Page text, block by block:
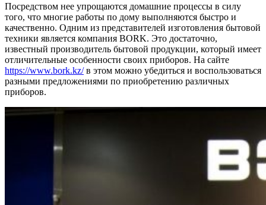
Посредством нее упрощаются домашние процессы в силу
того, что многие работы по дому выполняются быстро и
качественно. Одним из представителей изготовления бытовой
техники является компания BORK. Это достаточно,
известный производитель бытовой продукции, который имеет
отличительные особенности своих приборов. На сайте
https://www.bork.kz/в этом можно убедиться и воспользоваться
разными предложениями по приобретению различных
приборов.